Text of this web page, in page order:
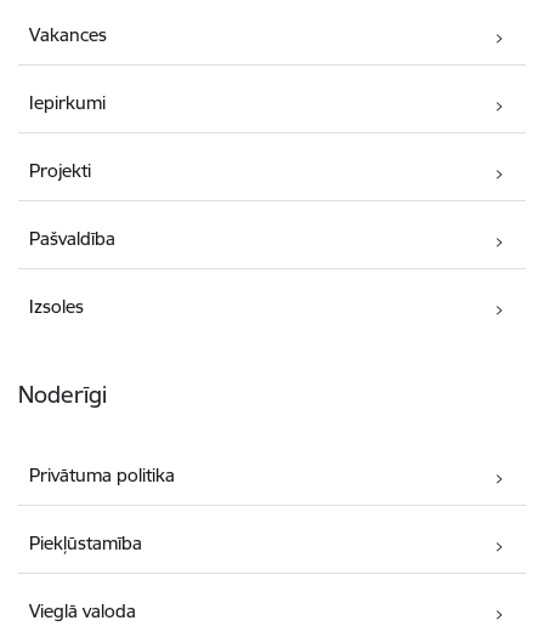
Vakances
Iepirkumi
Projekti
Pašvaldība
Izsoles
Noderīgi
Privātuma politika
Piekļūstamība
Vieglā valoda